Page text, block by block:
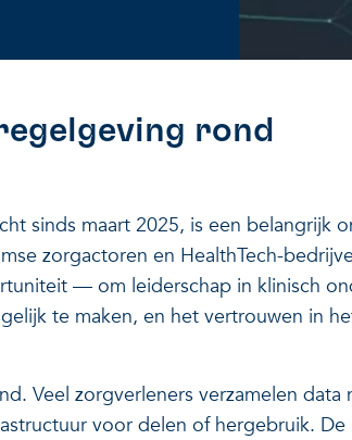
rond
sinds maart 2025, is een belangrijk
zorgactoren en HealthTech-
— om leiderschap in klinisch
te maken, en het vertrouwen in
Veel zorgverleners verzamelen data
voor delen of hergebruik. De